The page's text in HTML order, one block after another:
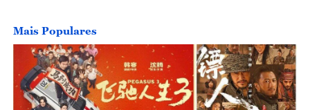
Mais Populares